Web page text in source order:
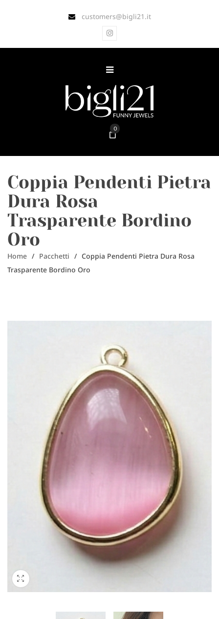
customers@bigli21.it
0
Coppia Pendenti Pietra
Dura Rosa
Trasparente Bordino
Oro
Home / Pacchetti / Coppia Pendenti Pietra Dura Rosa
Trasparente Bordino Oro